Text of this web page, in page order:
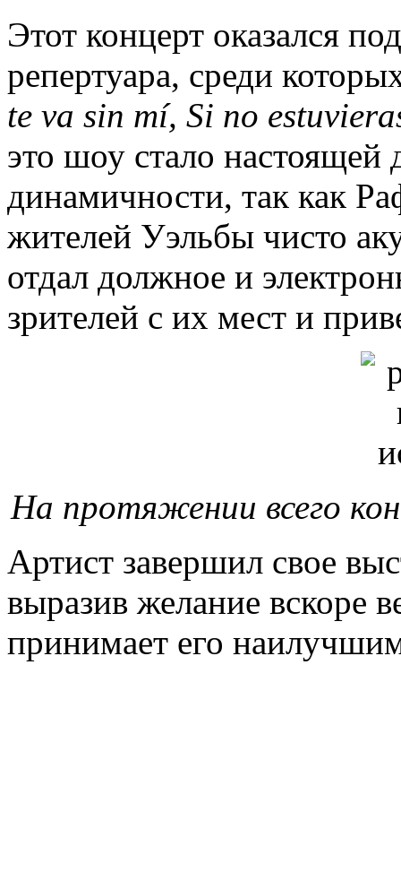
Этот концерт оказался
репертуара, среди
te va sin mí, Si no
это шоу стало настоящей
динамичности, так как
жителей Уэльбы чисто
отдал должное и
зрителей с их мест и
На протяжении всего
Артист завершил свое
выразив желание вскоре
принимает его